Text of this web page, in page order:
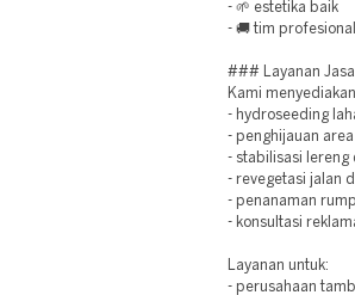
- 🌱 estetika baik
- 🚚 tim profesional
### Layanan
Kami
- hydroseeding
- penghijauan
- stabilisasi lereng
- revegetasi jalan
- penanaman
- konsultasi
Layanan untuk:
- perusahaan